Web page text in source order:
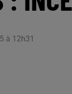
à 12h31